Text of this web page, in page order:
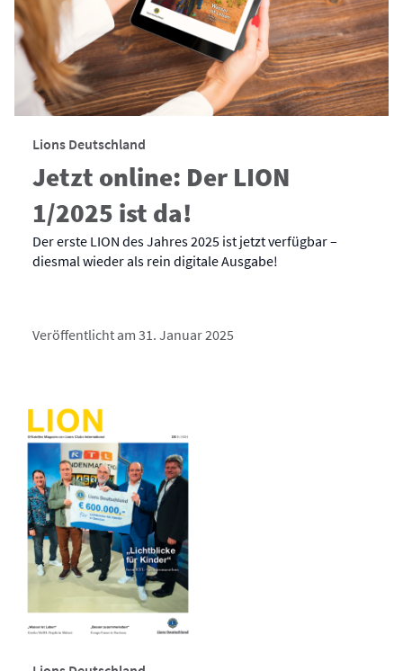
Lions Deutschland
Jetzt online: Der LION
1/2025 ist da!
Der erste LION des Jahres 2025 ist jetzt verfügbar –
diesmal wieder als rein digitale Ausgabe!
Veröffentlicht am 31. Januar 2025